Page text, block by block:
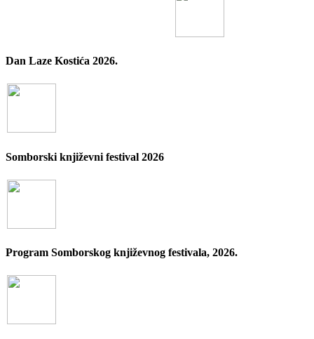
Dan Laze Kostića 2026.
Somborski književni festival 2026
Program Somborskog književnog festivala, 2026.